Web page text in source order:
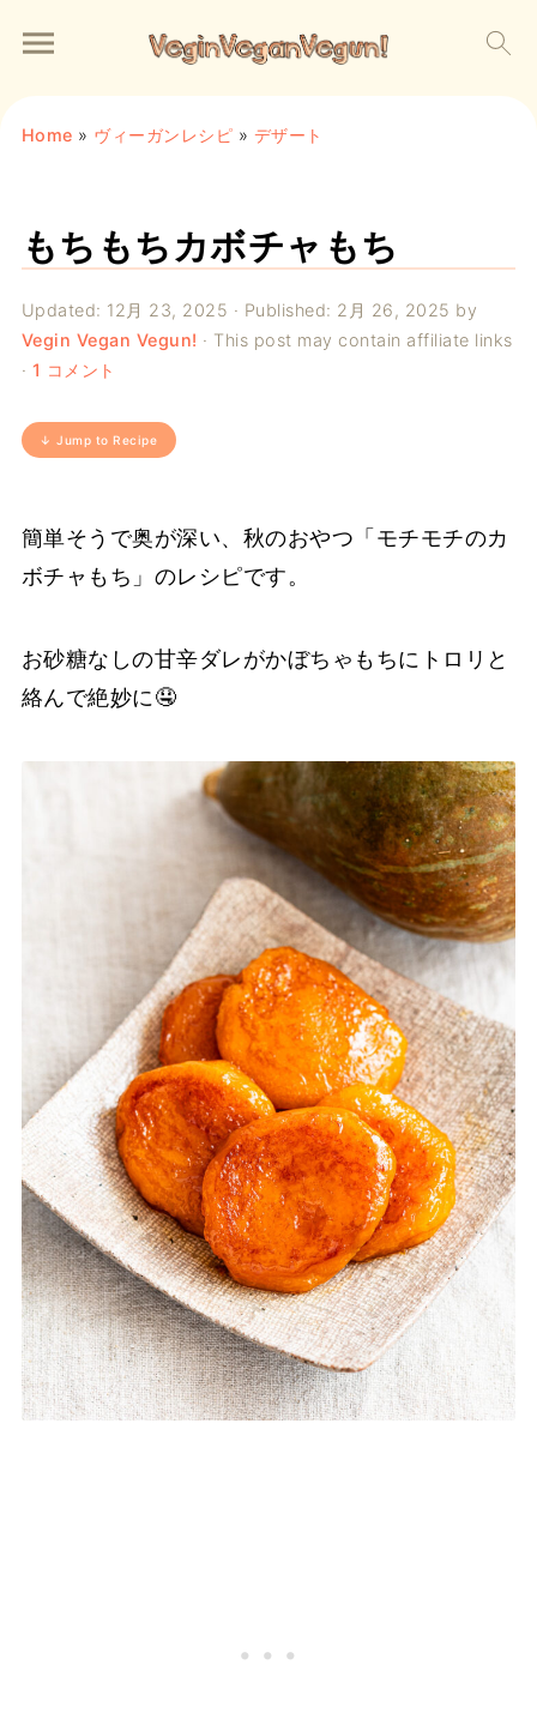
Home » ヴィーガンレシピ » デザート
もちもちカボチャもち
Updated: 12月 23, 2025 · Published: 2月 26, 2025 by
Vegin Vegan Vegun! · This post may contain affiliate links
· 1 コメント
↓ Jump to Recipe
簡単そうで奥が深い、秋のおやつ「モチモチのカ
ボチャもち」のレシピです。
お砂糖なしの甘辛ダレがかぼちゃもちにトロリと
絡んで絶妙に🤤